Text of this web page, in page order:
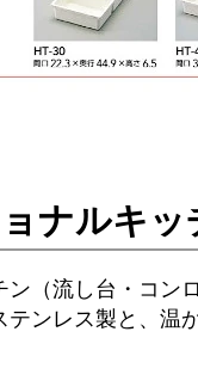
ナルキッ
（流し台・コン
ンレス製と、温